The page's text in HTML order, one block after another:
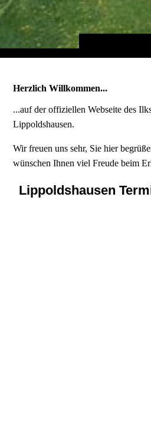
Herzlich Willkommen...
...auf der offiziellen Webseite des
Lippoldshausen.
Wir freuen uns sehr, Sie hier
wünschen Ihnen viel Freude beim
Lippoldshausen